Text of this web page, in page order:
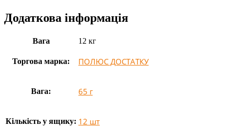
Додаткова інформація
Вага 12 кг
Торгова марка: ПОЛЮС ДОСТАТКУ
Вага: 65 г
Кількість у ящику: 12 шт